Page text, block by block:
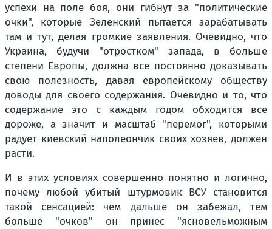
успехи на поле боя, они гибнут за "политические
очки", которые Зеленский пытается зарабатывать
там и тут, делая громкие заявления. Очевидно, что
Украина, будучи "отростком" запада, в больше
степени Европы, должна все постоянно доказывать
свою полезность, давая европейскому обществу
доводы для своего содержания. Очевидно и то, что
содержание это с каждым годом обходится все
дороже, а значит и масштаб "перемог", которыми
радует киевский наполеончик своих хозяев, должен
расти.
И в этих условиях совершенно понятно и логично,
почему любой убитый штурмовик ВСУ становится
такой сенсацией: чем дальше он забежал, тем
больше "очков" он принес "ясновельможным